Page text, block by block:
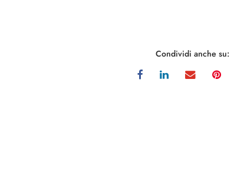
Condividi anche su: